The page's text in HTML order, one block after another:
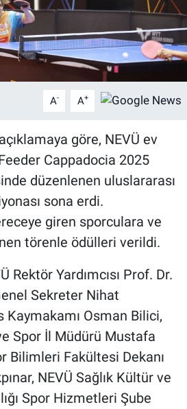
A- A+
göre, NEVÜ ev
Cappadocia 2025
düzenlenen uluslararası
sona erdi.
giren sporculara ve
törenle ödülleri verildi.
Rektör Yardımcısı Prof. Dr.
Sekreter Nihat
Kaymakamı Osman Bilici,
Spor İl Müdürü Mustafa
Bilimleri Fakültesi Dekanı
NEVÜ Sağlık Kültür ve
Spor Hizmetleri Şube